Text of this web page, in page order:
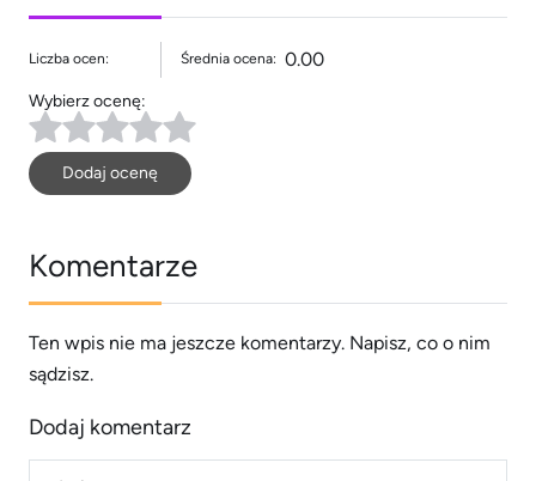
Liczba ocen: Średnia ocena: 0.00
Wybierz ocenę:
Dodaj ocenę
Komentarze
Ten wpis nie ma jeszcze komentarzy. Napisz, co o nim
sądzisz.
Dodaj komentarz